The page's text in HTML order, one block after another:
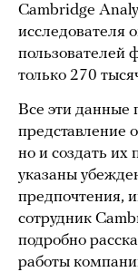
Cambridge
исследователя
пользователей
только 270
Все эти данные
представление
но и создать
указаны
предпочтения,
сотрудник
подробно
работы